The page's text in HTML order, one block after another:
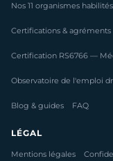
Nos 11 organismes habilités
Certifications & agréments
Certification RS6766 —
Observatoire de l'emploi
Blog & guides FAQ
LÉGAL
Mentions légales